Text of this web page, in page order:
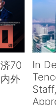
70
外
In